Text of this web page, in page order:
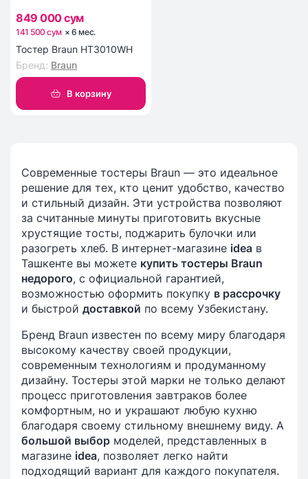
849 000 сум
141 500 сум ×6 мес.
Тостер Braun HT3010WH
Бренд: Braun
В корзину
Современные тостеры Braun — это идеальное
решение для тех, кто ценит удобство, качество
и стильный дизайн. Эти устройства позволяют
за считанные минуты приготовить вкусные
хрустящие тосты, поджарить булочки или
разогреть хлеб. В интернет-магазине idea в
Ташкенте вы можете купить тостеры Braun
недорого, с официальной гарантией,
возможностью оформить покупку в рассрочку
и быстрой доставкой по всему Узбекистану.
Бренд Braun известен по всему миру благодаря
высокому качеству своей продукции,
современным технологиям и продуманному
дизайну. Тостеры этой марки не только делают
процесс приготовления завтраков более
комфортным, но и украшают любую кухню
благодаря своему стильному внешнему виду. А
большой выбор моделей, представленных в
магазине idea, позволяет легко найти
подходящий вариант для каждого покупателя.